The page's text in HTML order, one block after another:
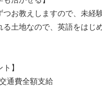
つお教えしますので、未経
る土地なので、英語をはじ
】
通費全額支給